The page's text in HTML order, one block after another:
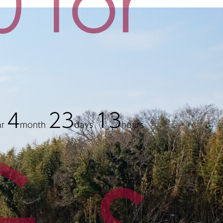
4month 23days13hours